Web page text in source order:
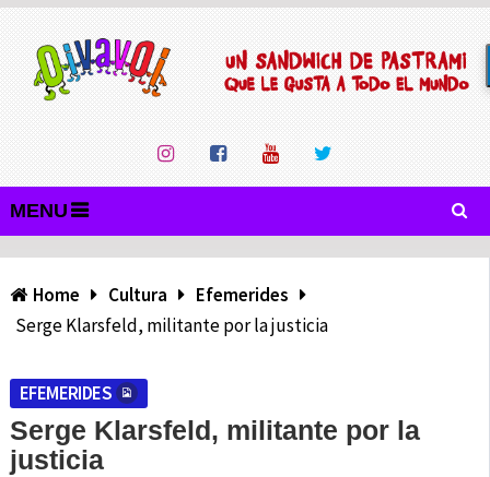
MENU
Home Cultura
Efemerides
Serge Klarsfeld, militante por la justicia
EFEMERIDES
Serge Klarsfeld, militante por la
justicia